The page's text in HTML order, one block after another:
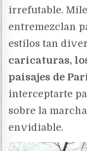
irrefutable.
entremezclan
estilos tan
caricaturas,
paisajes de
interceptarte
sobre la
envidiable.